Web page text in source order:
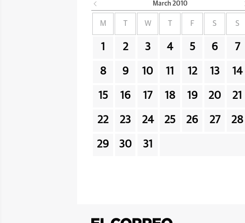
March 2010
M W F S S
1 2 3 4 5 6 7
8 9 10 11 12 13 14
15 16 17 18 19 20 21
22 23 24 25 26 27 28
29 30 31